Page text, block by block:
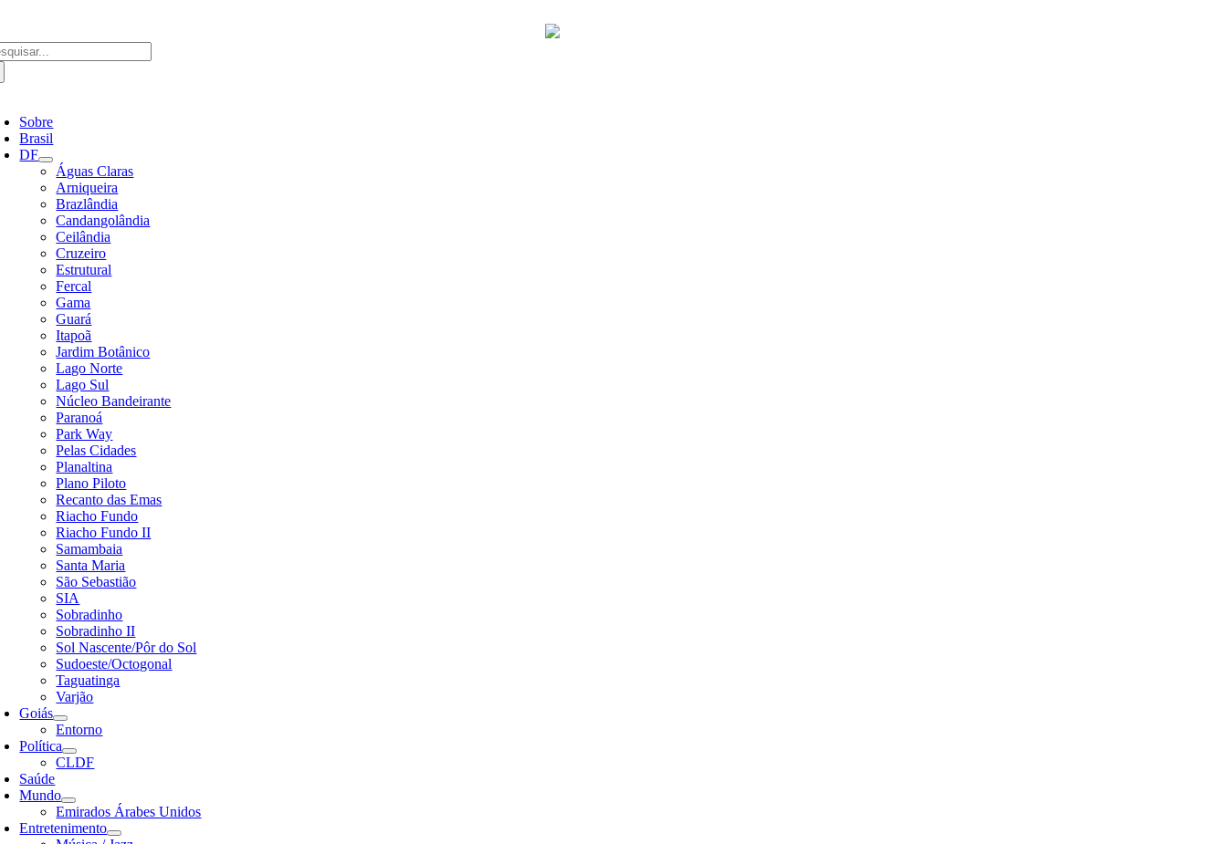
o
conteúdo
Sobre
Brasil
DF
Águas Claras
Arniqueira
Brazlândia
Candangolândia
Ceilândia
Cruzeiro
Estrutural
Fercal
Gama
Guará
Itapoã
Jardim Botânico
Lago Norte
Lago Sul
Núcleo Bandeirante
Paranoá
Park Way
Pelas Cidades
Planaltina
Plano Piloto
Recanto das Emas
Riacho Fundo
Riacho Fundo II
Samambaia
Santa Maria
São Sebastião
SIA
Sobradinho
Sobradinho II
Sol Nascente/Pôr do Sol
Sudoeste/Octogonal
Taguatinga
Varjão
Goiás
Entorno
Política
CLDF
Saúde
Mundo
Emirados Árabes Unidos
Entretenimento